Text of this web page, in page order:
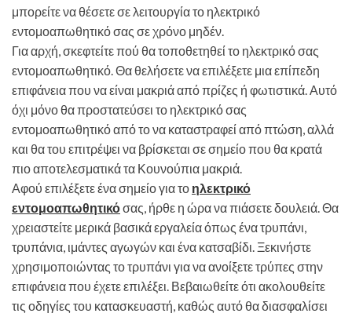
μπορείτε να θέσετε σε λειτουργία το ηλεκτρικό
εντομοαπωθητικό σας σε χρόνο μηδέν.
Για αρχή, σκεφτείτε πού θα τοποθετηθεί το ηλεκτρικό σας
εντομοαπωθητικό. Θα θελήσετε να επιλέξετε μια επίπεδη
επιφάνεια που να είναι μακριά από πρίζες ή φωτιστικά. Αυτό
όχι μόνο θα προστατεύσει το ηλεκτρικό σας
εντομοαπωθητικό από το να καταστραφεί από πτώση, αλλά
και θα του επιτρέψει να βρίσκεται σε σημείο που θα κρατά
πιο αποτελεσματικά τα Κουνούπια μακριά.
Αφού επιλέξετε ένα σημείο για το ηλεκτρικό
εντομοαπωθητικόσας, ήρθε η ώρα να πιάσετε δουλειά. Θα
χρειαστείτε μερικά βασικά εργαλεία όπως ένα τρυπάνι,
τρυπάνια, ιμάντες αγωγών και ένα κατσαβίδι. Ξεκινήστε
χρησιμοποιώντας το τρυπάνι για να ανοίξετε τρύπες στην
επιφάνεια που έχετε επιλέξει. Βεβαιωθείτε ότι ακολουθείτε
τις οδηγίες του κατασκευαστή, καθώς αυτό θα διασφαλίσει